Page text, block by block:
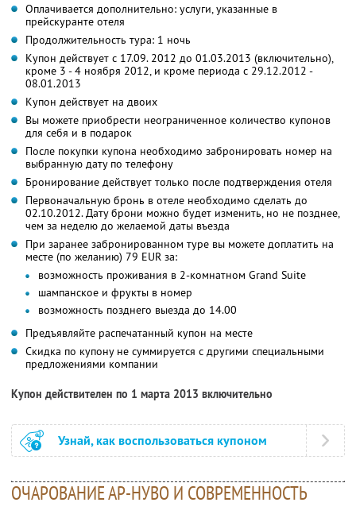
Оплачивается дополнительно: услуги, указанные в
прейскуранте отеля
Продолжительность тура: 1 ночь
Купон действует с 17.09. 2012 до 01.03.2013 (включительно),
кроме 3 - 4 ноября 2012, и кроме периода с 29.12.2012 -
08.01.2013
Купон действует на двоих
Вы можете приобрести неограниченное количество купонов
для себя и в подарок
После покупки купона необходимо забронировать номер на
выбранную дату по телефону
Бронирование действует только после подтверждения отеля
Первоначальную бронь в отеле необходимо сделать до
02.10.2012. Дату брони можно будет изменить, но не позднее,
чем за неделю до желаемой даты въезда
При заранее забронированном туре вы можете доплатить на
месте (по желанию) 79 EUR за:
возможность проживания в 2-комнатном Grand Suite
шампанское и фрукты в номер
возможность позднего выезда до 14.00
Предъявляйте распечатанный купон на месте
Скидка по купону не суммируется с другими специальными
предложениями компании
Купон действителен по 1 марта 2013 включительно
Узнай, как воспользоваться купоном
ОЧАРОВАНИЕ АР-НУВО И СОВРЕМЕННОСТЬ